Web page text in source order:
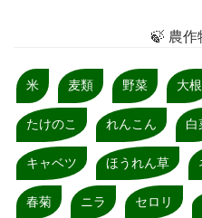
🍃 農作
米 麦類 野菜 大根
たけのこ れんこん 白
キャベツ ほうれん草
春菊 ニラ セロリ